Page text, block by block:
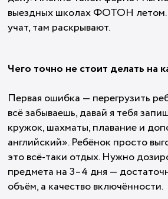
выездных школах ФОТОН летом.
учат, там раскрывают.
Чего точно не стоит делать на
Первая ошибка — перегрузить
всё забываешь, давай я тебя
кружок, шахматы, плавание и
английский». Ребёнок просто
это всё-таки отдых. Нужно
предмета на 3–4 дня —
объём, а качество включённости.